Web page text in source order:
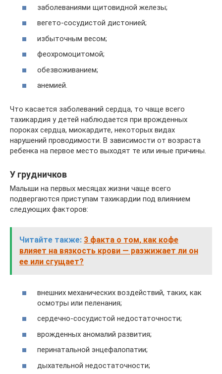
заболеваниями щитовидной железы;
вегето-сосудистой дистонией;
избыточным весом;
феохромоцитомой;
обезвоживанием;
анемией.
Что касается заболеваний сердца, то чаще всего
тахикардия у детей наблюдается при врожденных
пороках сердца, миокардите, некоторых видах
нарушений проводимости. В зависимости от возраста
ребенка на первое место выходят те или иные причины.
У грудничков
Малыши на первых месяцах жизни чаще всего
подвергаются приступам тахикардии под влиянием
следующих факторов:
Читайте также: 3 факта о том, как кофе
влияет на вязкость крови — разжижает ли он
ее или сгущает?
внешних механических воздействий, таких, как
осмотры или пеленания;
сердечно-сосудистой недостаточности;
врожденных аномалий развития;
перинатальной энцефалопатии;
дыхательной недостаточности;